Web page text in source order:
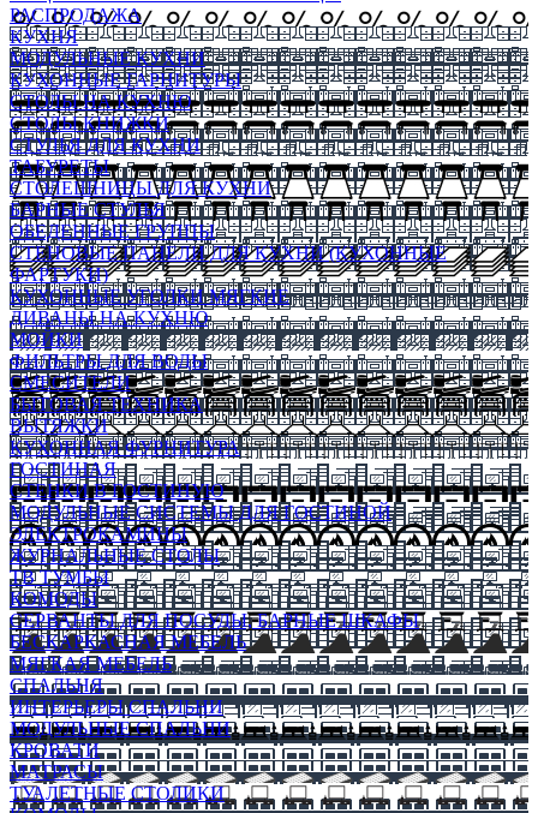
РАСПРОДАЖА
КУХНЯ
МОДУЛЬНЫЕ КУХНИ
КУХОННЫЕ ГАРНИТУРЫ
СТОЛЫ НА КУХНЮ
СТОЛЫ КНИЖКИ
СТУЛЬЯ ДЛЯ КУХНИ
ТАБУРЕТЫ
СТОЛЕШНИЦЫ ДЛЯ КУХНИ
БАРНЫЕ СТУЛЬЯ
ОБЕДЕННЫЕ ГРУППЫ
СТЕНОВЫЕ ПАНЕЛИ ДЛЯ КУХНИ (КУХОННЫЕ
ФАРТУКИ)
КУХОННЫЕ УГОЛКИ МЯГКИЕ
ДИВАНЫ НА КУХНЮ
МОЙКИ
ФИЛЬТРЫ ДЛЯ ВОДЫ
СМЕСИТЕЛИ
БЫТОВАЯ ТЕХНИКА
ВЫТЯЖКИ
КУХОННАЯ ФУРНИТУРА
ГОСТИНАЯ
СТЕНКИ В ГОСТИНУЮ
МОДУЛЬНЫЕ СИСТЕМЫ ДЛЯ ГОСТИНОЙ
ЭЛЕКТРОКАМИНЫ
ЖУРНАЛЬНЫЕ СТОЛЫ
ТВ ТУМБЫ
КОМОДЫ
СЕРВАНТЫ ДЛЯ ПОСУДЫ, БАРНЫЕ ШКАФЫ
БЕСКАРКАСНАЯ МЕБЕЛЬ
МЯГКАЯ МЕБЕЛЬ
СПАЛЬНЯ
ИНТЕРЬЕРЫ СПАЛЬНИ
МОДУЛЬНЫЕ СПАЛЬНИ
КРОВАТИ
МАТРАСЫ
ТУАЛЕТНЫЕ СТОЛИКИ